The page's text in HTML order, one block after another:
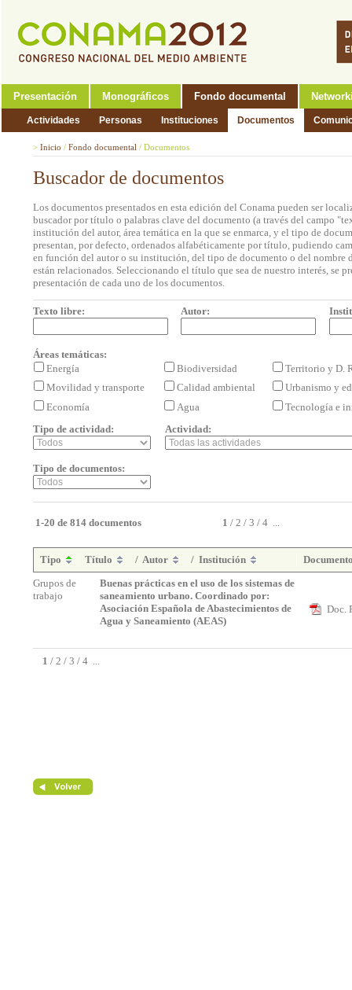
Presentación Monográficos Fondo documental
Actividades Personas Instituciones Documentos
> Inicio / Fondo documental / Documentos
Buscador de documentos
Los documentos presentados en esta edición del Conama pueden ser
buscador por título o palabras clave del documento (a través del campo
institución del autor, área temática en la que se enmarca, y el tipo de
presentan, por defecto, ordenados alfabéticamente por título, pudiendo
en función del autor o su institución, del tipo de documento o del nombre
están relacionados. Seleccionando el título que sea de nuestro interés, se
presentación de cada uno de los documentos.
Texto libre: Autor:
Áreas temáticas:
Energía
Biodiversidad
Territorio y D.
Movilidad y transporte
Calidad ambiental
Urbanismo y
Economía
Agua
Tecnología e
Tipo de actividad:
Actividad:
Tipo de documentos:
1-20 de 814 documentos 1 / 2 / 3 / 4 ...
Tipo Título / Autor / Institución
Grupos de
trabajo
Buenas prácticas en el uso de los sistemas de
saneamiento urbano. Coordinado por:
Asociación Española de Abastecimientos de
Agua y Saneamiento (AEAS)
Doc.
1 / 2 / 3 / 4 ...